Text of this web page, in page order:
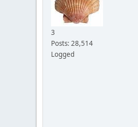
3
Posts: 28,514
Logged